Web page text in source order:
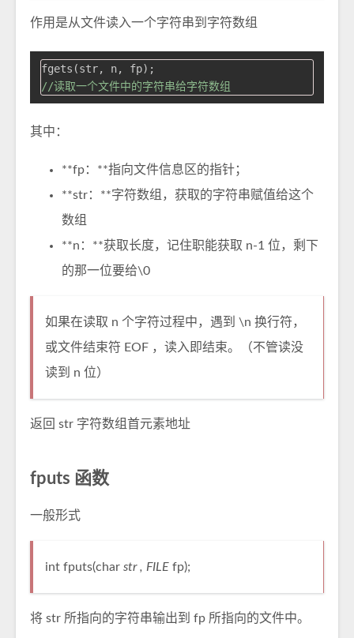
作用是从文件读入一个字符串到字符数组
//读取一个文件中的字符串给字符数组
其中：
**fp：**指向文件信息区的指针；
**str：**字符数组，获取的字符串赋值给这个
数组
**n：**获取长度，记住职能获取 n-1 位，剩下
的那一位要给\0
如果在读取 n 个字符过程中，遇到 \n 换行符，
或文件结束符 EOF ，读入即结束。（不管读没
读到 n 位）
返回 str 字符数组首元素地址
fputs 函数
一般形式
int fputs(char str , FILE fp);
将 str 所指向的字符串输出到 fp 所指向的文件中。